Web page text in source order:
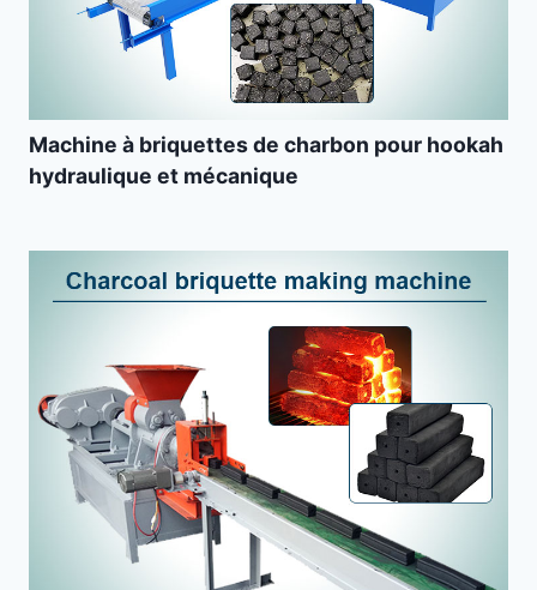
Machine à briquettes de charbon pour hookah
hydraulique et mécanique